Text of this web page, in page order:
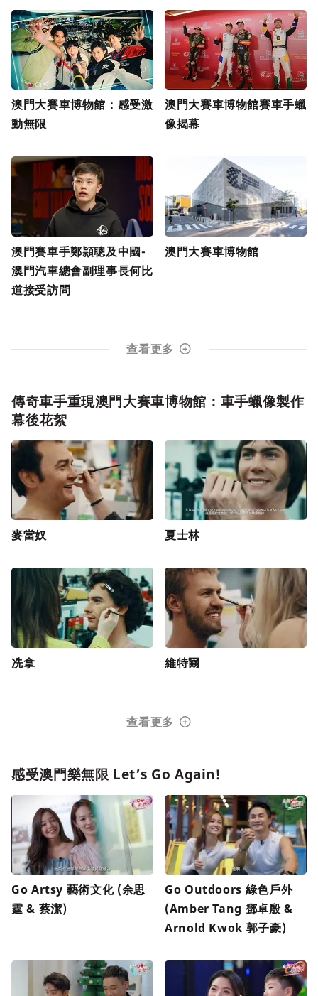
澳門大賽車博物館：感受激
動無限
澳門大賽車博物館賽車手蠟
像揭幕
澳門賽車手鄭頴聰及中國-
澳門汽車總會副理事長何比
道接受訪問
澳門大賽車博物館
查看更多
傳奇車手重現澳門大賽車博物館：車手蠟像製作
幕後花絮
麥當奴 夏士林
冼拿 維特爾
查看更多
感受澳門樂無限 Let’s Go Again!
Go Artsy 藝術文化 (余思
霆 & 蔡潔)
Go Outdoors 綠色戶外
(Amber Tang 鄧卓殷 &
Arnold Kwok 郭子豪)